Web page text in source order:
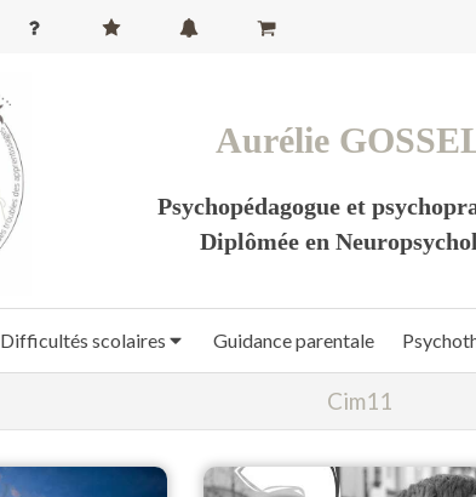
Aurélie
Psychopédagogue et
Diplômée en
Difficultés scolaires Guidance parentale
Cim11